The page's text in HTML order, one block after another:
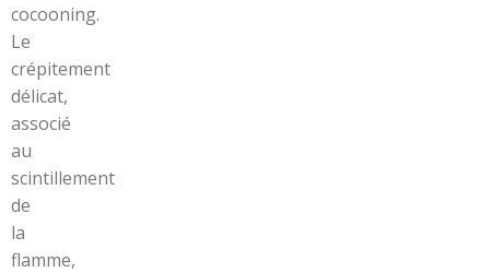
cocooning.
Le
crépitement
délicat,
associé
au
scintillement
de
la
flamme,